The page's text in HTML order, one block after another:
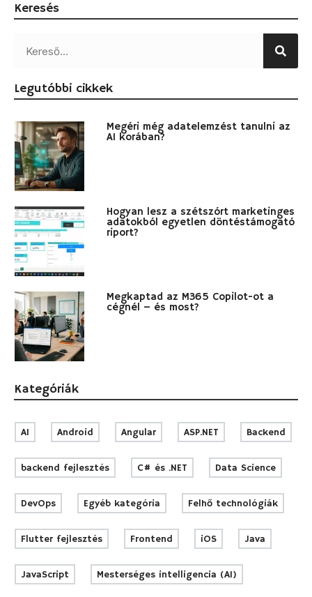
Keresés
Legutóbbi cikkek
Megéri még adatelemzést tanulni az
AI korában?
Hogyan lesz a szétszórt marketinges
adatokból egyetlen döntéstámogató
riport?
Megkaptad az M365 Copilot-ot a
cégnél – és most?
Kategóriák
AI Android Angular ASP.NET Backend
backend fejlesztés C# és .NET Data Science
DevOps Egyéb kategória Felhő technológiák
Flutter fejlesztés Frontend iOS Java
JavaScript Mesterséges intelligencia (AI)